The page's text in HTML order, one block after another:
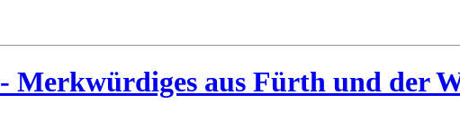
- Merkwürdiges aus Fürth und der